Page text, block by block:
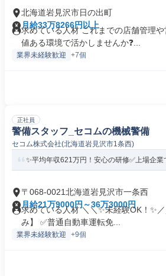
北海道岩見沢市日の出町
月給33万8266円以上
求めている人材 これまでの店舗管理
値ある環境で活かしませんか❓️...
業界未経験歓迎 +7個
正社員
警備スタッフ_セコムの機械警備
セコム株式会社(北海道岩見沢市1条西)
✨平均年収621万円！安心の研修✅️上場企
〒068-0021北海道岩見沢市一条西
月給21万9000円～36万3000円
求めている人材 ＼＼✨未経験OK！✨
み】 ✅️普通自動車運転免...
業界未経験歓迎 +9個